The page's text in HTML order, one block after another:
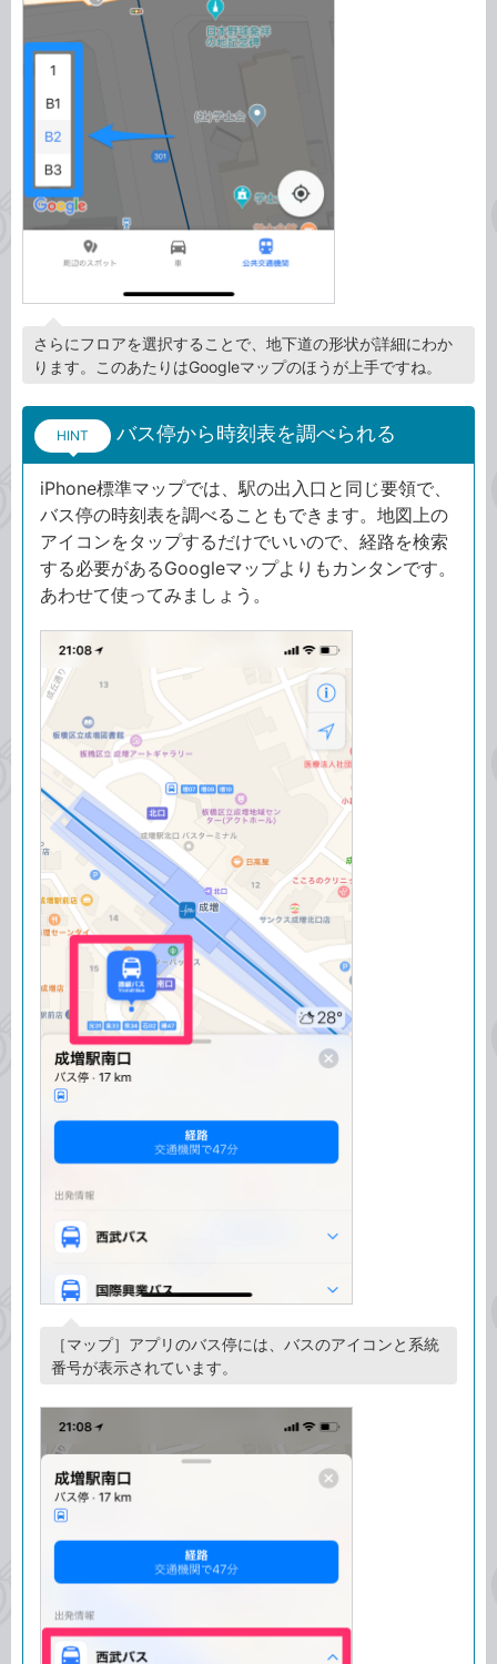
さらにフロアを選択することで、地下道の形状が詳細にわか
ります。このあたりはGoogleマップのほうが上手ですね。
HINT バス停から時刻表を調べられる
iPhone標準マップでは、駅の出入口と同じ要領で、
バス停の時刻表を調べることもできます。地図上の
アイコンをタップするだけでいいので、経路を検索
する必要があるGoogleマップよりもカンタンです。
あわせて使ってみましょう。
［マップ］アプリのバス停には、バスのアイコンと系統
番号が表示されています。